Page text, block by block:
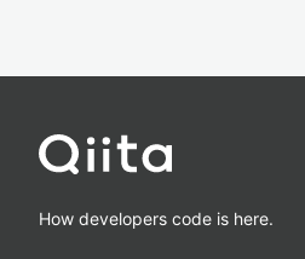
How developers code is here.